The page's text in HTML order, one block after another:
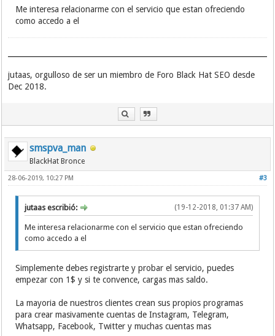
Me interesa relacionarme con el servicio que estan ofreciendo
como accedo a el
jutaas, orgulloso de ser un miembro de Foro Black Hat SEO desde
Dec 2018.
smspva_man
BlackHat Bronce
#3
28-06-2019, 10:27 PM
(19-12-2018, 01:37 AM)
jutaas escribió:
Me interesa relacionarme con el servicio que estan ofreciendo
como accedo a el
Simplemente debes registrarte y probar el servicio, puedes
empezar con 1$ y si te convence, cargas mas saldo.
La mayoria de nuestros clientes crean sus propios programas
para crear masivamente cuentas de Instagram, Telegram,
Whatsapp, Facebook, Twitter y muchas cuentas mas